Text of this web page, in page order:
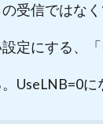
受信ではな
定にする、
UseLNB=0に